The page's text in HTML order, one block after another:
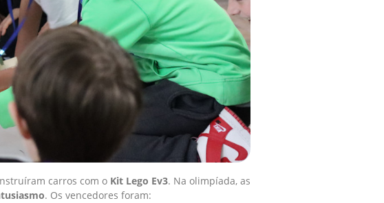
carros com o Kit Lego Ev3. Na olimpíada, as
. Os vencedores foram: